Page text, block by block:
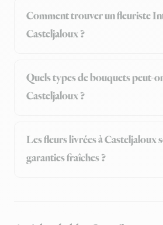
Comment trouver un fleuriste
Casteljaloux ?
Quels types de bouquets peut-
Casteljaloux ?
Les fleurs livrées à Casteljaloux
garanties fraîches ?